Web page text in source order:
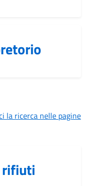
la ricerca nelle pagine
rifiuti